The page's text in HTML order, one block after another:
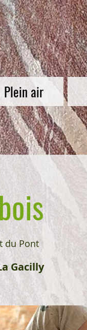
Plein air
du Pont
Gacilly